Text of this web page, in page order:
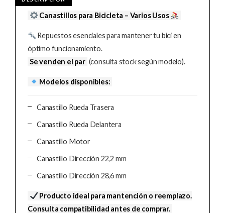
Canastillos para Bicicleta – Varios Usos
Repuestos esenciales para mantener tu bici en
óptimo funcionamiento.
Se venden el par (consulta stock según modelo).
Modelos disponibles:
Canastillo Rueda Trasera
Canastillo Rueda Delantera
Canastillo Motor
Canastillo Dirección 22,2 mm
Canastillo Dirección 28,6 mm
Producto ideal para mantención o reemplazo.
Consulta compatibilidad antes de comprar.